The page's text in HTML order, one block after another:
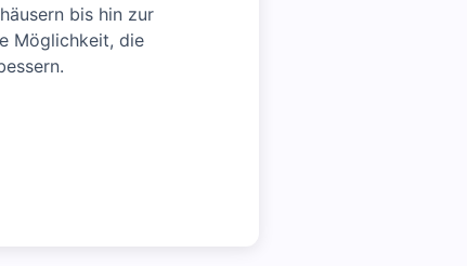
bis hin zur
Möglichkeit, die